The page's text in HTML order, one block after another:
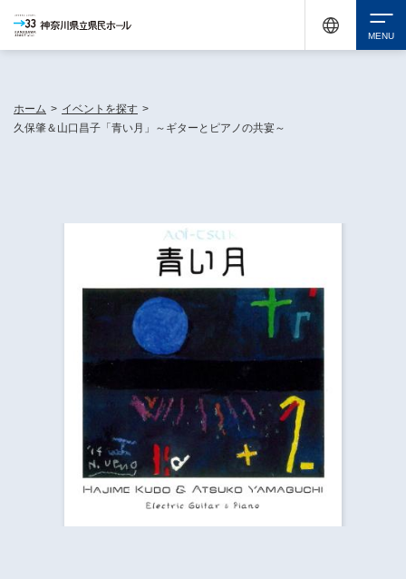
・ イベント一覧
・ イベントカレンダー
休館中の県民ホールについて
・ 神奈川県民ホールの取り組み
​​​​​​​​​​​​​神奈川県立県民ホール
ホーム > イベントを探す >
久保肇＆山口昌子「青い月」～ギターとピアノの共宴～